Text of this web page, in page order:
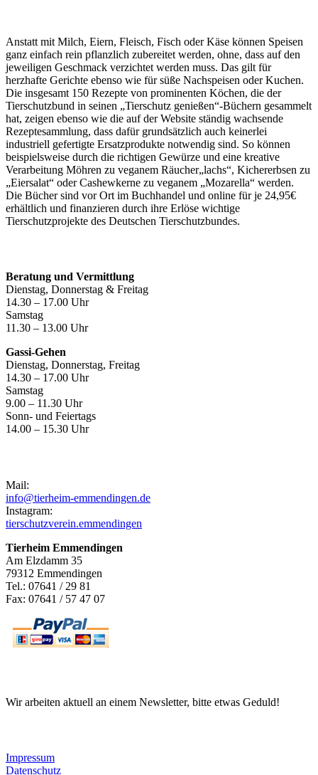
Anstatt mit Milch, Eiern, Fleisch, Fisch oder Käse können Speisen
ganz einfach rein pflanzlich zubereitet werden, ohne, dass auf den
jeweiligen Geschmack verzichtet werden muss. Das gilt für
herzhafte Gerichte ebenso wie für süße Nachspeisen oder Kuchen.
Die insgesamt 150 Rezepte von prominenten Köchen, die der
Tierschutzbund in seinen „Tierschutz genießen“-Büchern gesammelt
hat, zeigen ebenso wie die auf der Website ständig wachsende
Rezeptesammlung, dass dafür grundsätzlich auch keinerlei
industriell gefertigte Ersatzprodukte notwendig sind. So können
beispielsweise durch die richtigen Gewürze und eine kreative
Verarbeitung Möhren zu veganem Räucher„lachs“, Kichererbsen zu
„Eiersalat“ oder Cashewkerne zu veganem „Mozarella“ werden.
Die Bücher sind vor Ort im Buchhandel und online für je 24,95€
erhältlich und finanzieren durch ihre Erlöse wichtige
Tierschutzprojekte des Deutschen Tierschutzbundes.
Beratung und Vermittlung
Dienstag, Donnerstag & Freitag
14.30 – 17.00 Uhr
Samstag
11.30 – 13.00 Uhr
Gassi-Gehen
Dienstag, Donnerstag, Freitag
14.30 – 17.00 Uhr
Samstag
9.00 – 11.30 Uhr
Sonn- und Feiertags
14.00 – 15.30 Uhr
Mail:
info@tierheim-emmendingen.de
Instagram:
tierschutzverein.emmendingen
Tierheim Emmendingen
Am Elzdamm 35
79312 Emmendingen
Tel.: 07641 / 29 81
Fax: 07641 / 57 47 07
Wir arbeiten aktuell an einem Newsletter, bitte etwas Geduld!
Impressum
Datenschutz